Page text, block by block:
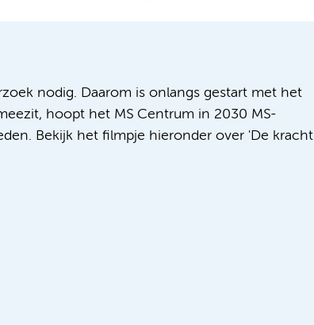
nodig. Daarom is onlangs gestart met het
hoopt het MS Centrum in 2030 MS-
Bekijk het filmpje hieronder over 'De kracht